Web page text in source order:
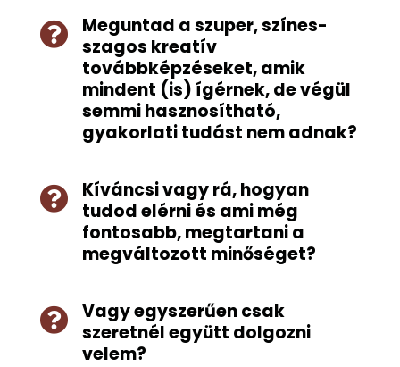

Meguntad a szuper, színes-
szagos kreatív
továbbképzéseket, amik
mindent (is) ígérnek, de végül
semmi hasznosítható,
gyakorlati tudást nem adnak?

Kíváncsi vagy rá, hogyan
tudod elérni és ami még
fontosabb, megtartani a
megváltozott minőséget?
 Vagy egyszerűen csak
szeretnél együtt dolgozni
velem?